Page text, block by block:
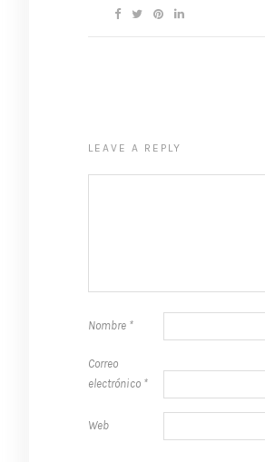
LEAVE A REPLY
Nombre *
Correo
electrónico *
Web